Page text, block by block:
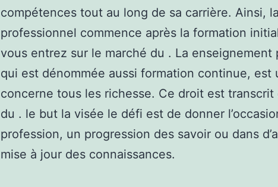
compétences tout au long de sa carrière. Ainsi,
professionnel commence après la formation
vous entrez sur le marché du . La enseignement
qui est dénommée aussi formation continue, est
concerne tous les richesse. Ce droit est transcrit
du . le but la visée le défi est de donner
profession, un progression des savoir ou dans
mise à jour des connaissances.